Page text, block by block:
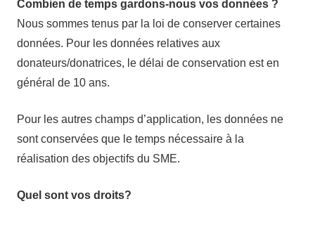
Combien de temps gardons-nous vos données ?
Nous sommes tenus par la loi de conserver certaines
données. Pour les données relatives aux
donateurs/donatrices, le délai de conservation est en
général de 10 ans.
Pour les autres champs d’application, les données ne
sont conservées que le temps nécessaire à la
réalisation des objectifs du SME.
Quel sont vos droits?